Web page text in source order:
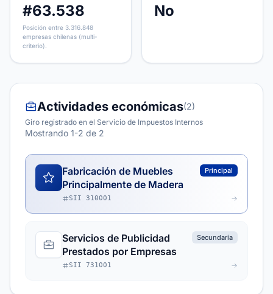
#63.538
Posición entre 3.316.848
empresas chilenas (multi-
criterio).
No
Actividades económicas(2)
Giro registrado en el Servicio de Impuestos Internos
Mostrando 1-2 de 2
Fabricación de Muebles
Principalmente de Madera
Principal
SII 310001
Servicios de Publicidad
Prestados por Empresas
Secundaria
SII 731001